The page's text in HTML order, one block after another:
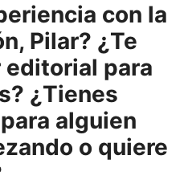
con la
Pilar? ¿Te
para
¿Tienes
alguien
o quiere